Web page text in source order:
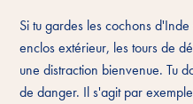
Si tu gardes les cochons
enclos extérieur, les tours de
une distraction bienvenue. Tu
de danger. Il s'agit par